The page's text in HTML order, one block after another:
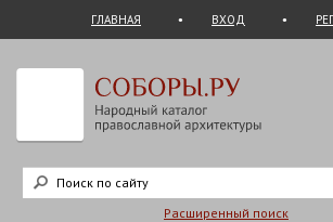
ГЛАВНАЯ ВХОД
Расширенный поиск